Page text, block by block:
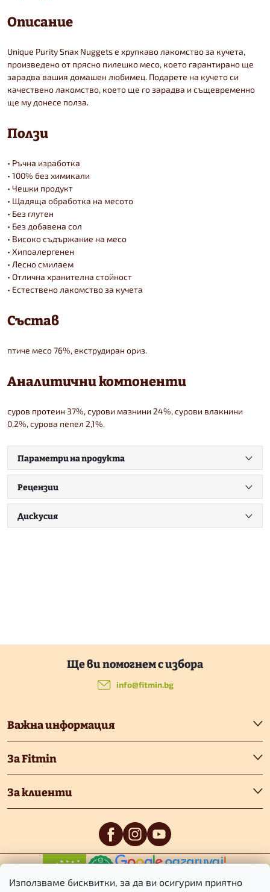
Използваме бисквитки, за да ви осигурим приятно
Описание
Unique Purity Snax Nuggets е хрупкаво лакомство за кучета,
произведено от прясно пилешко месо, което гарантирано ще
зарадва вашия домашен любимец. Подарете на кучето си
качествено лакомство, което ще го зарадва и същевременно
ще му донесе полза.
Ползи
• Ръчна изработка
• 100% без химикали
• Чешки продукт
• Щадяща обработка на месото
• Без глутен
• Без добавена сол
• Високо съдържание на месо
• Хипоалергенен
• Лесно смилаем
• Отлична хранителна стойност
• Естествено лакомство за кучета
Състав
птиче месо 76%, екструдиран ориз.
Аналитични компоненти
суров протеин 37%, сурови мазнини 24%, сурови влакнини
0,2%, сурова пепел 2,1%.
Параметри на продукта
Рецензии
Дискусия
т
е
р
Важна информация
За Fitmin
За клиенти
info@fitmin.bg